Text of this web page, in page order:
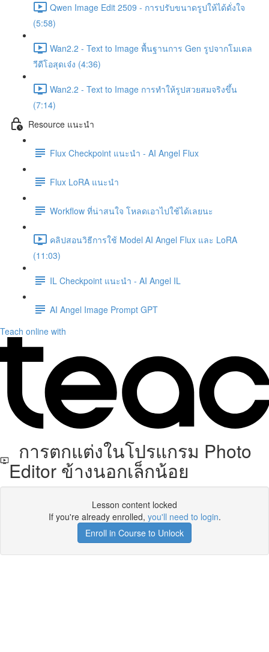
Qwen Image Edit 2509 - การปรับขนาดรูปให้ได้ดั่งใจ
(5:58)
Wan2.2 - Text to Image พื้นฐานการ Gen รูปจากโมเดล
วีดีโอสุดเจ๋ง (4:36)
Wan2.2 - Text to Image การทำให้รูปสวยสมจริงขึ้น
(7:14)
Resource แนะนำ
Flux Checkpoint แนะนำ - AI Angel Flux
Flux LoRA แนะนำ
Workflow ที่น่าสนใจ โหลดเอาไปใช้ได้เลยนะ
คลิปสอนวิธีการใช้ Model AI Angel Flux และ LoRA
(11:03)
IL Checkpoint แนะนำ - AI Angel IL
AI Angel Image Prompt GPT
Teach online with
การตกแต่งในโปรแกรม Photo
Editor ข้างนอกเล็กน้อย
Lesson content locked
If you're already enrolled, you'll need to login.
Enroll in Course to Unlock